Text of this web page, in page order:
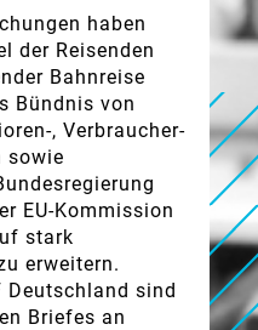
haben
der Reisenden
Bahnreise
Bündnis von
, Verbraucher-
sowie
EU-Kommission
stark
erweitern.
Deutschland sind
Briefes an